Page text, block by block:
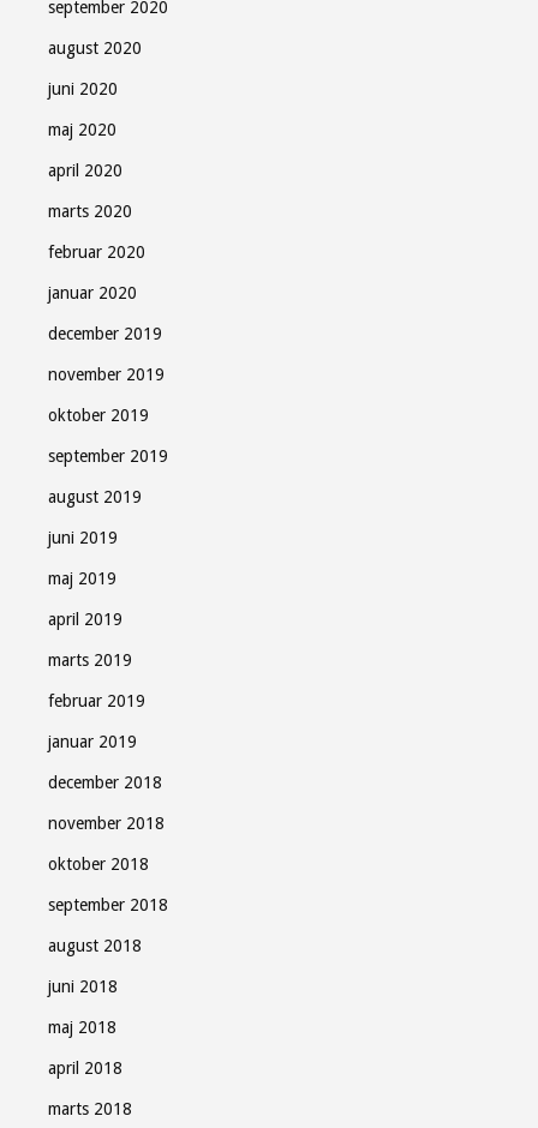
september 2020
august 2020
juni 2020
maj 2020
april 2020
marts 2020
februar 2020
januar 2020
december 2019
november 2019
oktober 2019
september 2019
august 2019
juni 2019
maj 2019
april 2019
marts 2019
februar 2019
januar 2019
december 2018
november 2018
oktober 2018
september 2018
august 2018
juni 2018
maj 2018
april 2018
marts 2018